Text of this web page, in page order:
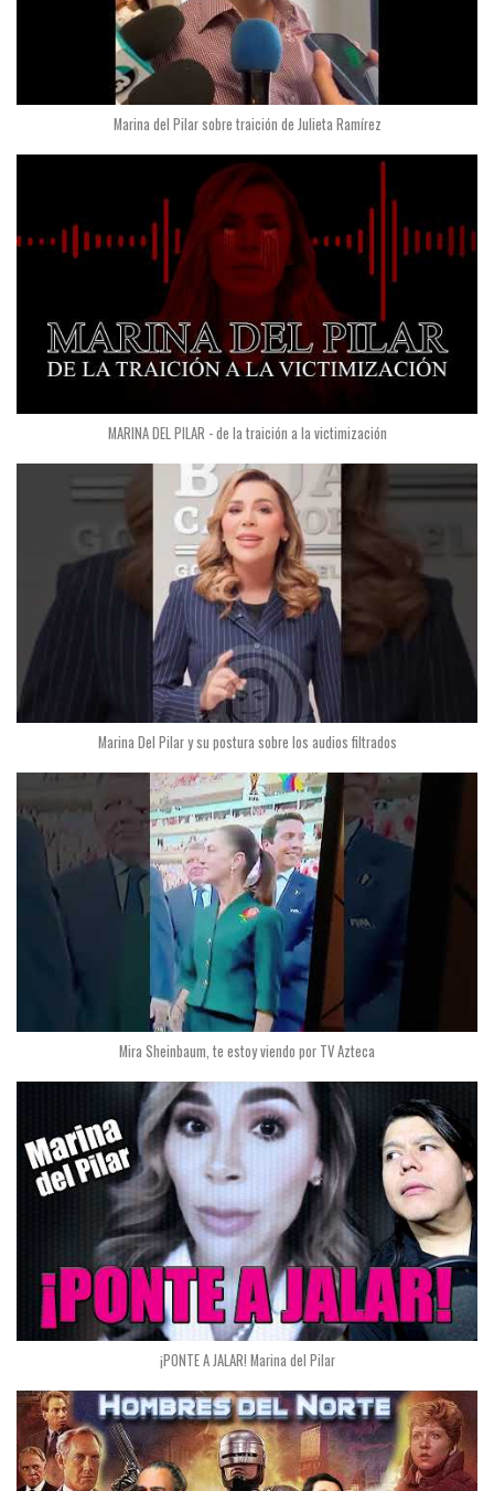
Marina del Pilar sobre traición de Julieta Ramírez
MARINA DEL PILAR - de la traición a la victimización
Marina Del Pilar y su postura sobre los audios filtrados
Mira Sheinbaum, te estoy viendo por TV Azteca
¡PONTE A JALAR! Marina del Pilar